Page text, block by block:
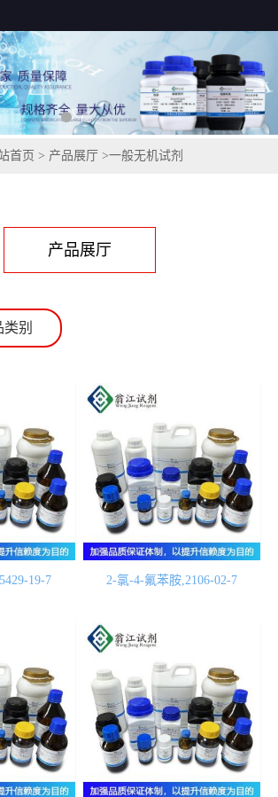
首页 > 产品展厅 >一般无机试剂
产品展厅
别
19-7 2-氯-4-氟苯胺,2106-02-7